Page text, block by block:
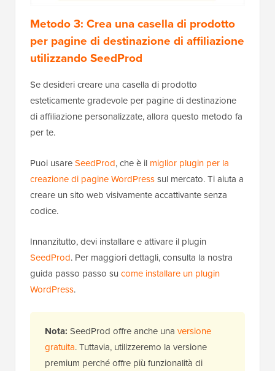
Metodo 3: Crea una casella di prodotto
per pagine di destinazione di affiliazione
utilizzando SeedProd
Se desideri creare una casella di prodotto
esteticamente gradevole per pagine di destinazione
di affiliazione personalizzate, allora questo metodo fa
per te.
Puoi usareSeedProd, che è il miglior plugin per la
creazione di pagine WordPresssul mercato. Ti aiuta a
creare un sito web visivamente accattivante senza
codice.
Innanzitutto, devi installare e attivare il plugin
SeedProd. Per maggiori dettagli, consulta la nostra
guida passo passo su come installare un plugin
WordPress.
Nota: SeedProd offre anche una versione
gratuita. Tuttavia, utilizzeremo la versione
premium perché offre più funzionalità di